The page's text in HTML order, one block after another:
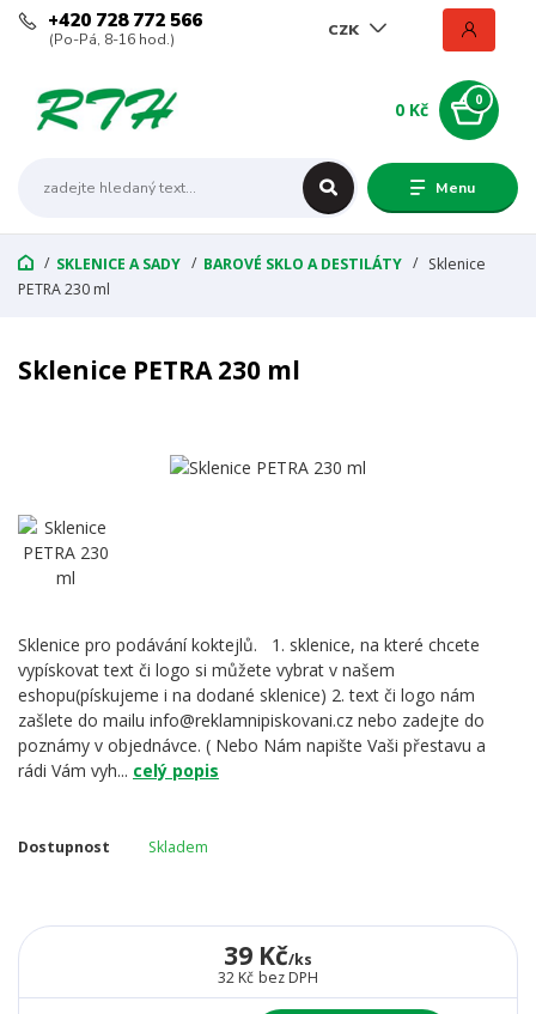
Menu
CZK
+420 728 772 566
(Po-Pá, 8-16 hod.)
0
0 Kč
SKLENICE A SADY BAROVÉ SKLO A DESTILÁTY
Sklenice
PETRA 230 ml
Sklenice PETRA 230 ml
Sklenice pro podávání koktejlů. 1. sklenice, na které chcete
vypískovat text či logo si můžete vybrat v našem
eshopu(pískujeme i na dodané sklenice) 2. text či logo nám
zašlete do mailu info@reklamnipiskovani.cz nebo zadejte do
poznámy v objednávce. ( Nebo Nám napište Vaši přestavu a
rádi Vám vyh... celý popis
Dostupnost Skladem
39 Kč/ks
32 Kč bez DPH